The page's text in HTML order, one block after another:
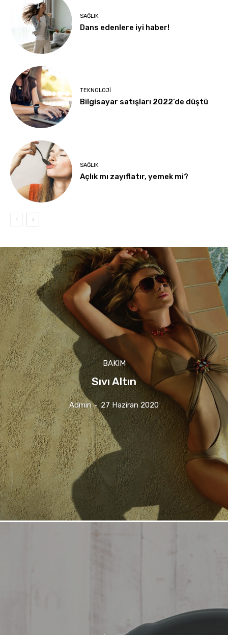
SAĞLIK
Dans edenlere iyi haber!
TEKNOLOJI
Bilgisayar satışları 2022’de düştü
SAĞLIK
Açlık mı zayıflatır, yemek mi?
BAKIM
Sıvı Altın
Admin - 27 Haziran 2020